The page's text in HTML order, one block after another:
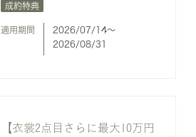
成約特典
適用期間
2026/07/14〜
2026/08/31
【衣裳2点目さらに最大10万円